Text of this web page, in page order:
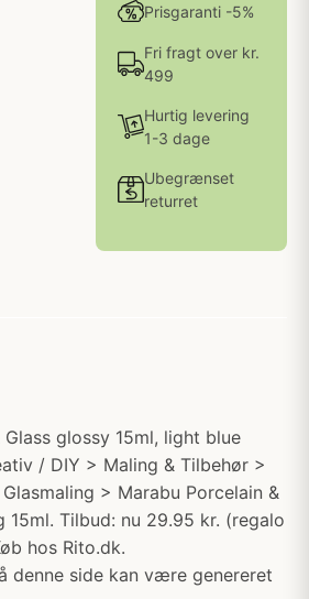
Prisgaranti -5%
Fri fragt over kr.
499
Hurtig levering
1-3 dage
Ubegrænset
returret
glossy 15ml, light blue
/ DIY > Maling & Tilbehør >
> Marabu Porcelain &
15ml. Tilbud: nu 29.95 kr. (regalo
hos Rito.dk.
denne side kan være genereret